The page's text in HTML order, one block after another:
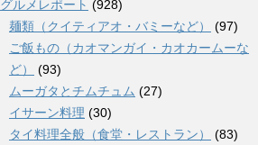
グルメレポート (928)
麺類（クイティアオ・バミーなど）
(97)
ご飯もの（カオマンガイ・カオカームーな
ど）
(93)
ムーガタとチムチュム (27)
イサーン料理 (30)
タイ料理全般（食堂・レストラン）
(83)